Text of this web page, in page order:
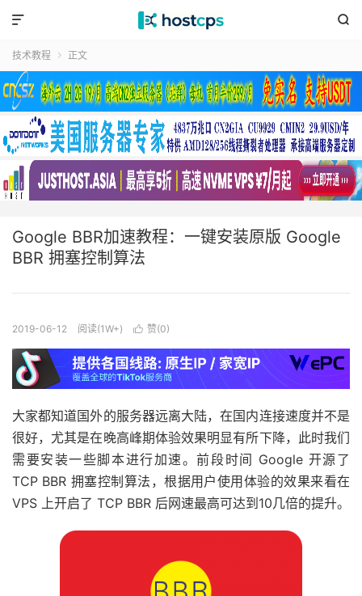


技术教程  正文
Google BBR加速教程：一键安装原版 Google
BBR 拥塞控制算法
2019-06-12 阅读(1W+)  赞(0)
大家都知道国外的服务器远离大陆，在国内连接速度并不是
很好，尤其是在晚高峰期体验效果明显有所下降，此时我们
需要安装一些脚本进行加速。前段时间 Google 开源了
TCP BBR 拥塞控制算法，根据用户使用体验的效果来看在
VPS 上开启了 TCP BBR 后网速最高可达到10几倍的提升。